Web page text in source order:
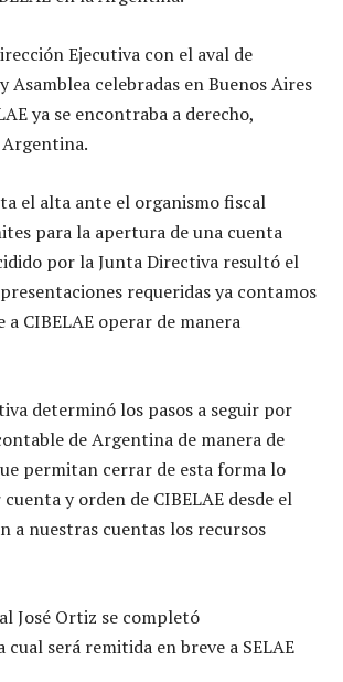
Ejecutiva con el aval de
celebradas en Buenos Aires
ya se encontraba a derecho,
Argentina.
el alta ante el organismo fiscal
para la apertura de una cuenta
por la Junta Directiva resultó el
requeridas ya contamos
CIBELAE operar de manera
determinó los pasos a seguir por
de Argentina de manera de
permitan cerrar de esta forma lo
y orden de CIBELAE desde el
a nuestras cuentas los recursos
José Ortiz se completó
será remitida en breve a SELAE